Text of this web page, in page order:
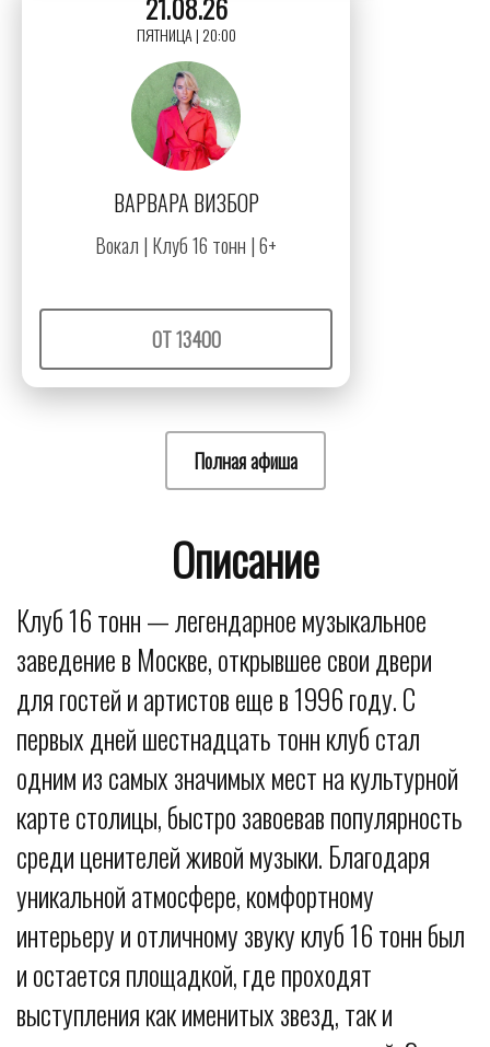
ПЯТНИЦА | 20:00
ВАРВАРА ВИЗБОР
Вокал | Клуб 16 тонн | 6+
ОТ 13400
Полная афиша
Описание
Клуб 16 тонн — легендарное музыкальное
заведение в Москве, открывшее свои двери
для гостей и артистов еще в 1996 году. С
первых дней шестнадцать тонн клуб стал
одним из самых значимых мест на культурной
карте столицы, быстро завоевав популярность
среди ценителей живой музыки. Благодаря
уникальной атмосфере, комфортному
интерьеру и отличному звуку клуб 16 тонн был
и остается площадкой, где проходят
выступления как именитых звезд, так и